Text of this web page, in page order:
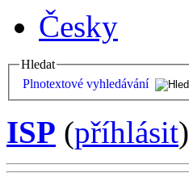
Česky
Hledat
Plnotextové vyhledávání
ISP (příhlásit)